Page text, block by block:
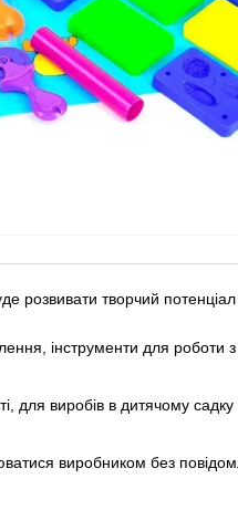
розвивати творчий
інструменти для
для виробів в дитячому садку
виробником без